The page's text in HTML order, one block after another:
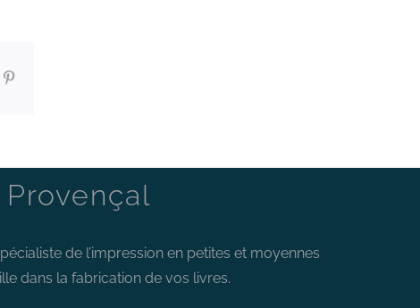
de l’impression en petites et moyennes
dans la fabrication de vos livres.